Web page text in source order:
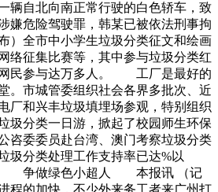
辆自北向南正常行驶的白色轿车，致
嫌危险驾驶罪，韩某已被依法刑事拘
）全市中小学生垃圾分类征文和绘画
络征集比赛等，其中参与垃圾分类红
网民参与达万多人。 工厂是最好的
。市城管委组织社会各界多批次、近
厂和兴丰垃圾填埋场参观，特别组织
圾分类一日游，掀起了校园师生环保
咨委委员赴台湾、澳门考察垃圾分类
圾分类处理工作支持率已达%以
争做绿色小超人 本报讯 （记